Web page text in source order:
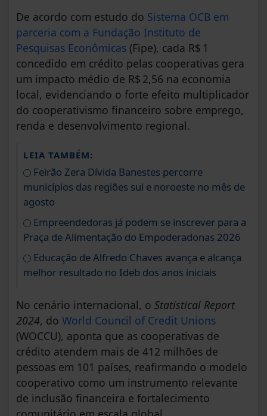
De acordo com estudo do Sistema OCB em
parceria com a Fundação Instituto de
Pesquisas Econômicas (Fipe), cada R$ 1
concedido em crédito pelas cooperativas gera
um impacto médio de R$ 2,56 na economia
local, evidenciando o forte efeito multiplicador
do cooperativismo financeiro sobre emprego,
renda e desenvolvimento regional.
LEIA TAMBÉM:
Feirão Zera Dívida Banestes percorre
municípios das regiões sul e noroeste no mês de
agosto
Empreendedoras já podem se inscrever para a
Praça de Alimentação do Empoderadonas 2026
Educação de Alfredo Chaves avança e alcança
melhor resultado no Ideb dos anos iniciais
No cenário internacional, o Statistical Report
2024, do World Council of Credit Unions
(WOCCU), aponta que as cooperativas de
crédito atendem mais de 412 milhões de
pessoas em 101 países, reafirmando o modelo
cooperativo como um instrumento relevante
de inclusão financeira e fortalecimento